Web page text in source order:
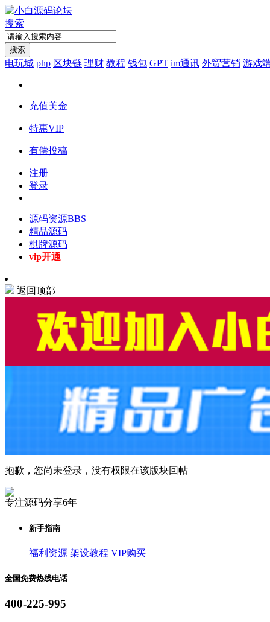
搜索
搜索
电玩城 php 区块链 理财 教程 钱包 GPT im通讯 外贸营销 游戏
充值美金
特惠VIP
有偿投稿
注册
登录
源码资源BBS
精品源码
棋牌源码
vip开通
返回顶部
抱歉，您尚未登录，没有权限在该版块回帖
专注源码分享6年
新手指南
福利资源 架设教程 VIP购买
全国免费热线电话
400-225-995